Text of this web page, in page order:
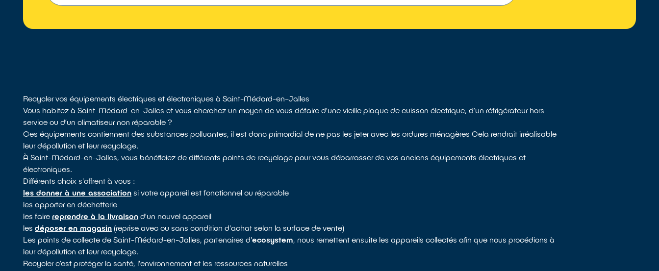
Recycler vos équipements électriques et électroniques à Saint-Médard-en-Jalles
Vous habitez à Saint-Médard-en-Jalles et vous cherchez un moyen de vous défaire d’une vieille plaque de cuisson électrique, d’un réfrigérateur hors-
service ou d’un climatiseur non réparable ?
Ces équipements contiennent des substances polluantes, il est donc primordial de ne pas les jeter avec les ordures ménagères Cela rendrait irréalisable
leur dépollution et leur recyclage.
À Saint-Médard-en-Jalles, vous bénéficiez de différents points de recyclage pour vous débarrasser de vos anciens équipements électriques et
électroniques.
Différents choix s'offrent à vous :
les donner à une association si votre appareil est fonctionnel ou réparable
les apporter en déchetterie
les fairereprendre à la livraison d’un nouvel appareil
lesdéposer en magasin (reprise avec ou sans condition d'achat selon la surface de vente)
Les points de collecte de Saint-Médard-en-Jalles, partenaires d'ecosystem, nous remettent ensuite les appareils collectés afin que nous procédions à
leur dépollution et leur recyclage.
Recycler c’est protéger la santé, l'environnement et les ressources naturelles